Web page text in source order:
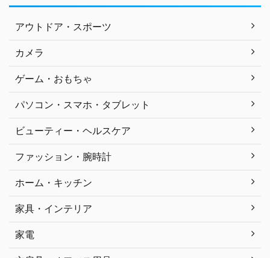
アウトドア・スポーツ
カメラ
ゲーム・おもちゃ
パソコン・スマホ・タブレット
ビューティー・ヘルスケア
ファッション・腕時計
ホーム・キッチン
家具・インテリア
家電